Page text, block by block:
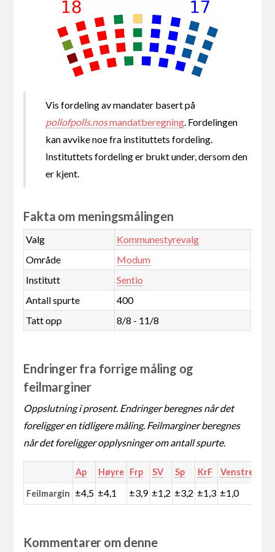
Vis fordeling av mandater basert på
pollofpolls.nosmandatberegning . Fordelingen
kan avvike noe fra instituttets fordeling.
Instituttets fordeling er brukt under, dersom den
er kjent.
Fakta om meningsmålingen
Valg
Kommunestyrevalg
Område
Modum
Institutt
Sentio
Antall spurte
400
Tatt opp
8/8 - 11/8
Endringer fra forrige måling og
feilmarginer
Oppslutning i prosent. Endringer beregnes når det
foreligger en tidligere måling. Feilmarginer beregnes
når det foreligger opplysninger om antall spurte.
Ap Høyre Frp SV Sp KrF Venstre
Feilmargin ±4,5 ±4,1 ±3,9 ±1,2 ±3,2 ±1,3 ±1,0
Kommentarer om denne